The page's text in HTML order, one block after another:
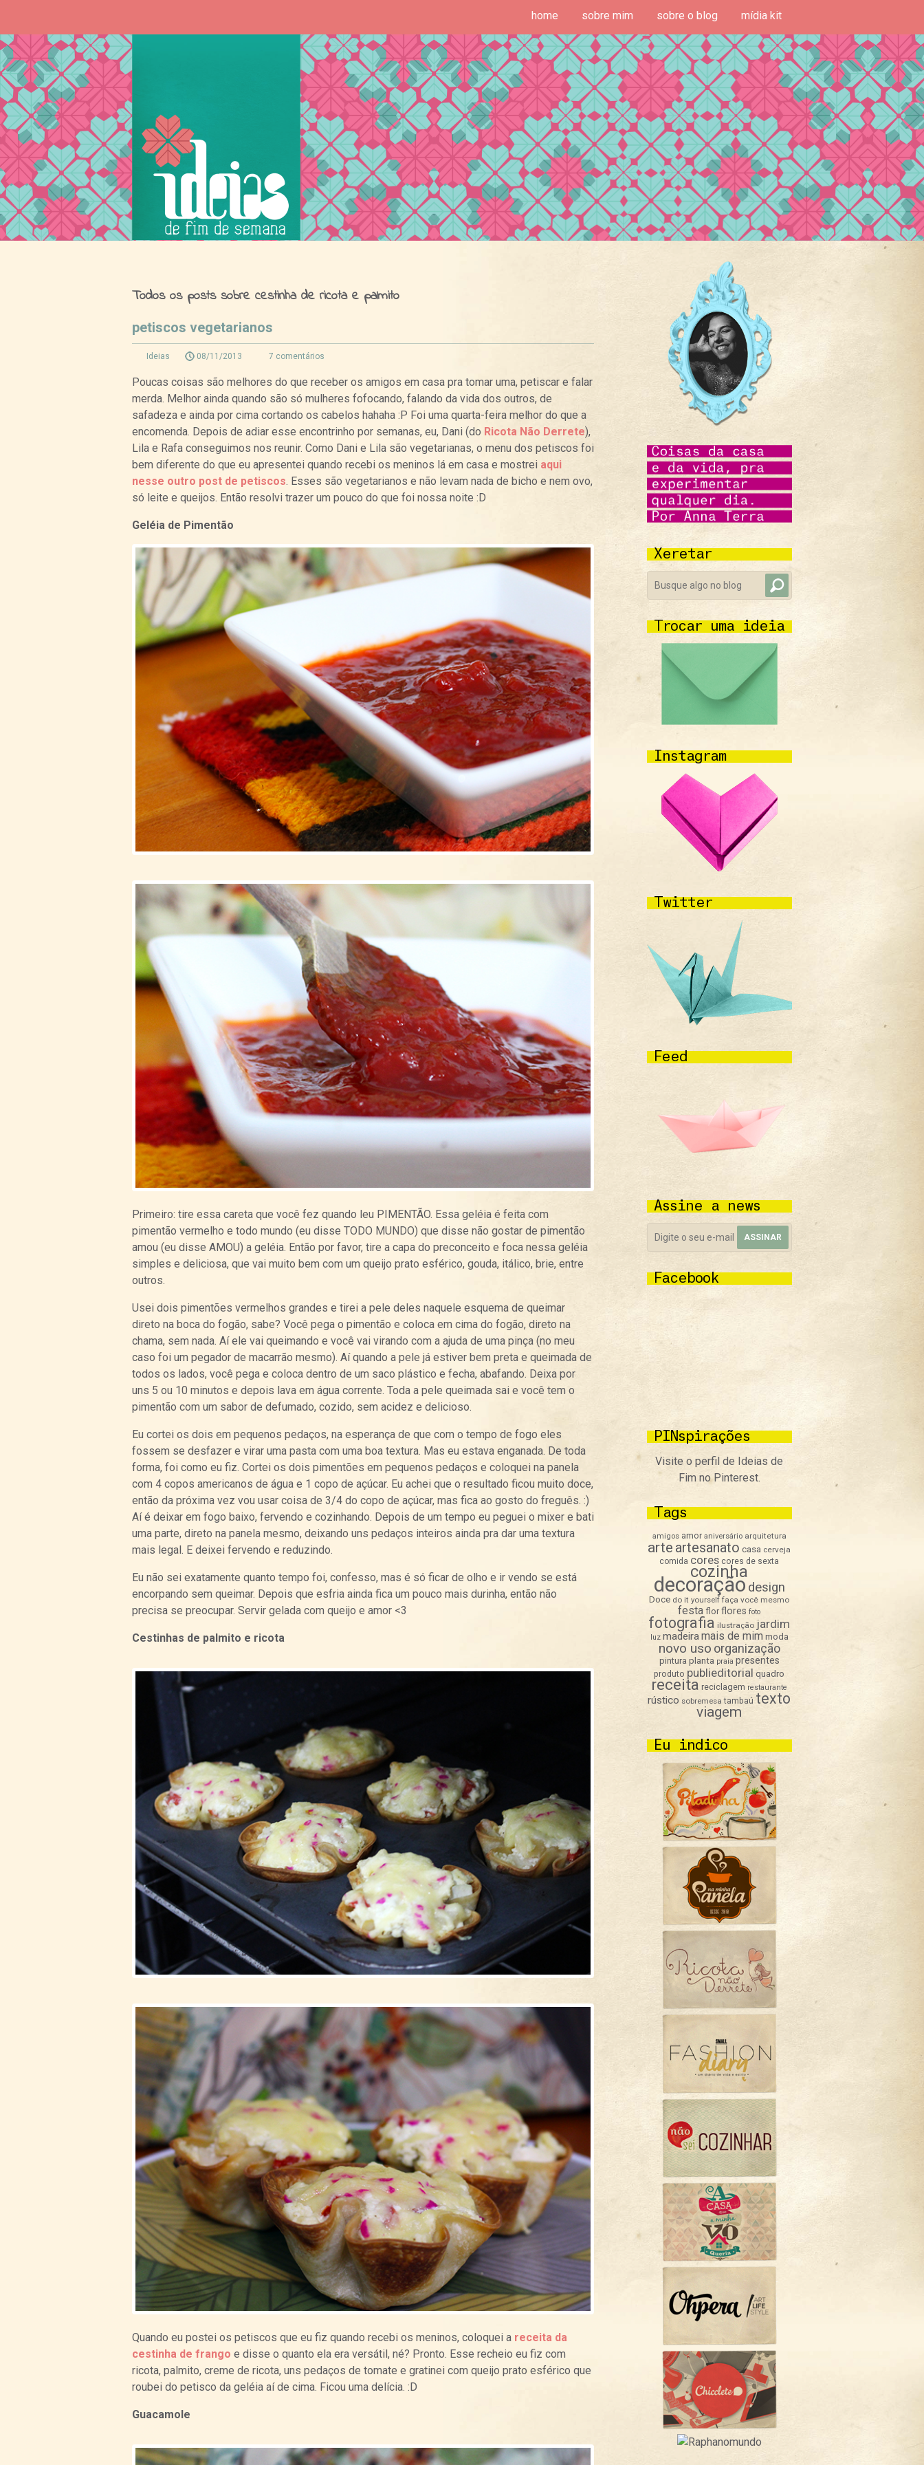
home sobre mim sobre o blog mídia kit
Ideias de Fim de Semana
Todos os posts sobre cestinha de ricota e palmito
petiscos vegetarianos
Ideias 08/11/2013 7 comentários
Poucas coisas são melhores do que receber os amigos em casa pra tomar uma, petiscar e falar
merda. Melhor ainda quando são só mulheres fofocando, falando da vida dos outros, de
safadeza e ainda por cima cortando os cabelos hahaha :P Foi uma quarta-feira melhor do que a
encomenda. Depois de adiar esse encontrinho por semanas, eu, Dani (do Ricota Não Derrete),
Lila e Rafa conseguimos nos reunir. Como Dani e Lila são vegetarianas, o menu dos petiscos foi
bem diferente do que eu apresentei quando recebi os meninos lá em casa e mostrei aqui
nesse outro post de petiscos. Esses são vegetarianos e não levam nada de bicho e nem ovo,
só leite e queijos. Então resolvi trazer um pouco do que foi nossa noite :D
Geléia de Pimentão
Primeiro: tire essa careta que você fez quando leu PIMENTÃO. Essa geléia é feita com
pimentão vermelho e todo mundo (eu disse TODO MUNDO) que disse não gostar de pimentão
amou (eu disse AMOU) a geléia. Então por favor, tire a capa do preconceito e foca nessa geléia
simples e deliciosa, que vai muito bem com um queijo prato esférico, gouda, itálico, brie, entre
outros.
Usei dois pimentões vermelhos grandes e tirei a pele deles naquele esquema de queimar
direto na boca do fogão, sabe? Você pega o pimentão e coloca em cima do fogão, direto na
chama, sem nada. Aí ele vai queimando e você vai virando com a ajuda de uma pinça (no meu
caso foi um pegador de macarrão mesmo). Aí quando a pele já estiver bem preta e queimada de
todos os lados, você pega e coloca dentro de um saco plástico e fecha, abafando. Deixa por
uns 5 ou 10 minutos e depois lava em água corrente. Toda a pele queimada sai e você tem o
pimentão com um sabor de defumado, cozido, sem acidez e delicioso.
Eu cortei os dois em pequenos pedaços, na esperança de que com o tempo de fogo eles
fossem se desfazer e virar uma pasta com uma boa textura. Mas eu estava enganada. De toda
forma, foi como eu fiz. Cortei os dois pimentões em pequenos pedaços e coloquei na panela
com 4 copos americanos de água e 1 copo de açúcar. Eu achei que o resultado ficou muito doce,
então da próxima vez vou usar coisa de 3/4 do copo de açúcar, mas fica ao gosto do freguês. :)
Aí é deixar em fogo baixo, fervendo e cozinhando. Depois de um tempo eu peguei o mixer e bati
uma parte, direto na panela mesmo, deixando uns pedaços inteiros ainda pra dar uma textura
mais legal. E deixei fervendo e reduzindo.
Eu não sei exatamente quanto tempo foi, confesso, mas é só ficar de olho e ir vendo se está
encorpando sem queimar. Depois que esfria ainda fica um pouco mais durinha, então não
precisa se preocupar. Servir gelada com queijo e amor <3
Cestinhas de palmito e ricota
Quando eu postei os petiscos que eu fiz quando recebi os meninos, coloquei a receita da
cestinha de frango e disse o quanto ela era versátil, né? Pronto. Esse recheio eu fiz com
ricota, palmito, creme de ricota, uns pedaços de tomate e gratinei com queijo prato esférico que
roubei do petisco da geléia aí de cima. Ficou uma delícia. :D
Guacamole
Xeretar
Trocar uma ideia
Instagram
Twitter
Feed
Assine a news
Facebook
PINspirações
Visite o perfil de Ideias de
Fim no Pinterest.
Tags
amigos amor aniversário arquitetura
arte artesanato casa cerveja
comida cores cores de sexta
cozinha
decoraçãodesign
Doce do it yourself faça você mesmo
festa flor flores foto
fotografia ilustração jardim
luz madeiramais de mim moda
novo uso organização
pintura planta praia presentes
produto publieditorial quadro
receita reciclagem restaurante
rústico sobremesa tambaú texto
viagem
Eu indico